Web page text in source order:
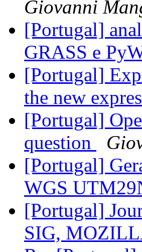
Giovanni
[Portugal]
GRASS e
[Portugal]
the new
[Portugal]
question
[Portugal]
WGS
[Portugal]
SIG,